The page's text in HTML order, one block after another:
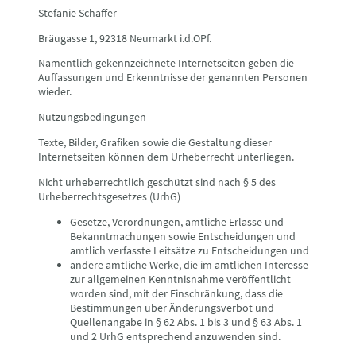
Stefanie Schäffer
Bräugasse 1, 92318 Neumarkt i.d.OPf.
Namentlich gekennzeichnete Internetseiten geben die
Auffassungen und Erkenntnisse der genannten Personen
wieder.
Nutzungsbedingungen
Texte, Bilder, Grafiken sowie die Gestaltung dieser
Internetseiten können dem Urheberrecht unterliegen.
Nicht urheberrechtlich geschützt sind nach § 5 des
Urheberrechtsgesetzes (UrhG)
Gesetze, Verordnungen, amtliche Erlasse und
Bekanntmachungen sowie Entscheidungen und
amtlich verfasste Leitsätze zu Entscheidungen und
andere amtliche Werke, die im amtlichen Interesse
zur allgemeinen Kenntnisnahme veröffentlicht
worden sind, mit der Einschränkung, dass die
Bestimmungen über Änderungsverbot und
Quellenangabe in § 62 Abs. 1 bis 3 und § 63 Abs. 1
und 2 UrhG entsprechend anzuwenden sind.